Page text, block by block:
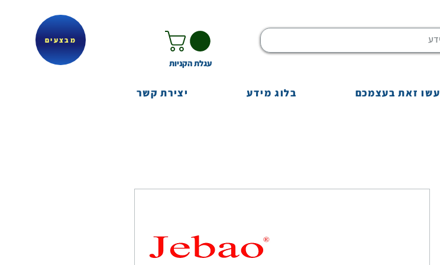
מבצעים
עגלת הקניות
עשו זאת בעצמכם בלוג מידע יצירת קשר